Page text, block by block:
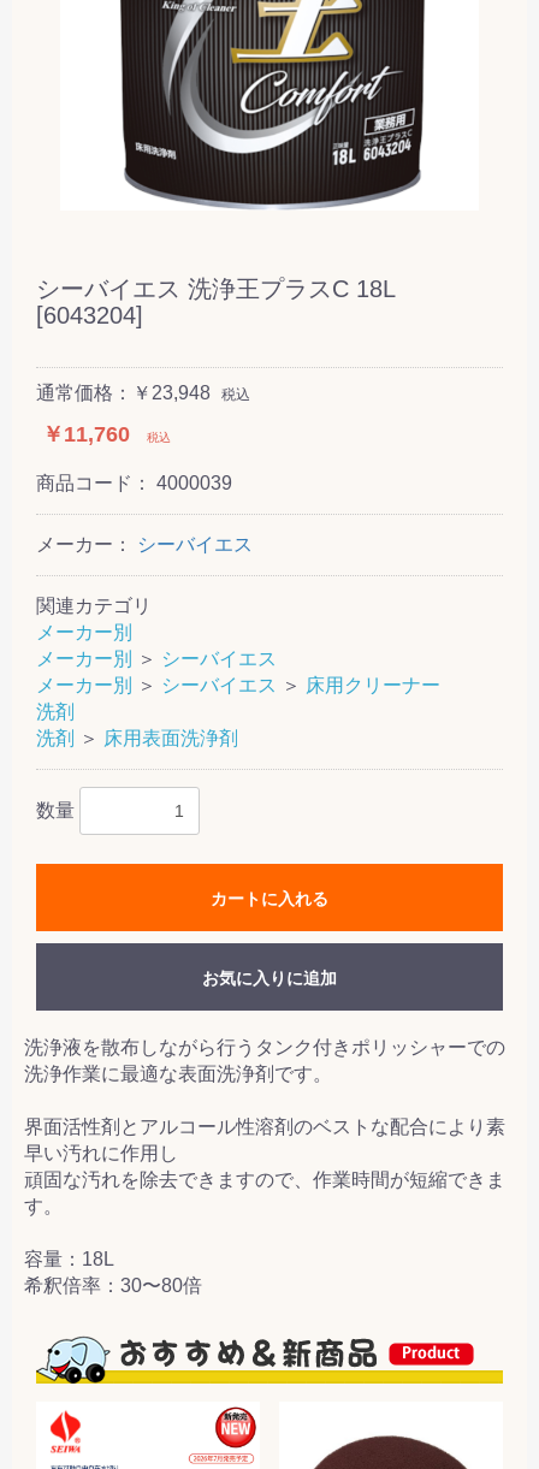
シーバイエス 洗浄王プラスC 18L
[6043204]
通常価格：￥23,948 税込
￥11,760 税込
商品コード： 4000039
メーカー： シーバイエス
関連カテゴリ
メーカー別
メーカー別
＞ シーバイエス
メーカー別
＞ シーバイエス ＞ 床用クリーナー
洗剤
洗剤
＞ 床用表面洗浄剤
数量
カートに入れる
お気に入りに追加
洗浄液を散布しながら行うタンク付きポリッシャーでの
洗浄作業に最適な表面洗浄剤です。
界面活性剤とアルコール性溶剤のベストな配合により素
早い汚れに作用し
頑固な汚れを除去できますので、作業時間が短縮できま
す。
容量：18L
希釈倍率：30〜80倍